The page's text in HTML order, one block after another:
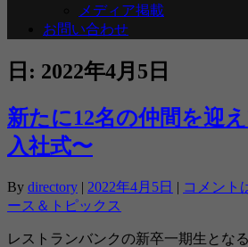
メディア掲載
お問い合わせ
日: 2022年4月5日
新たに12名の仲間を迎
入社式〜
By directory | 2022年4月5日 | コメント
ース＆トピックス
レストランバンクの新卒一期生とな